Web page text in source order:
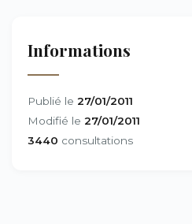
Informations
Publié le 27/01/2011
Modifié le 27/01/2011
3440 consultations